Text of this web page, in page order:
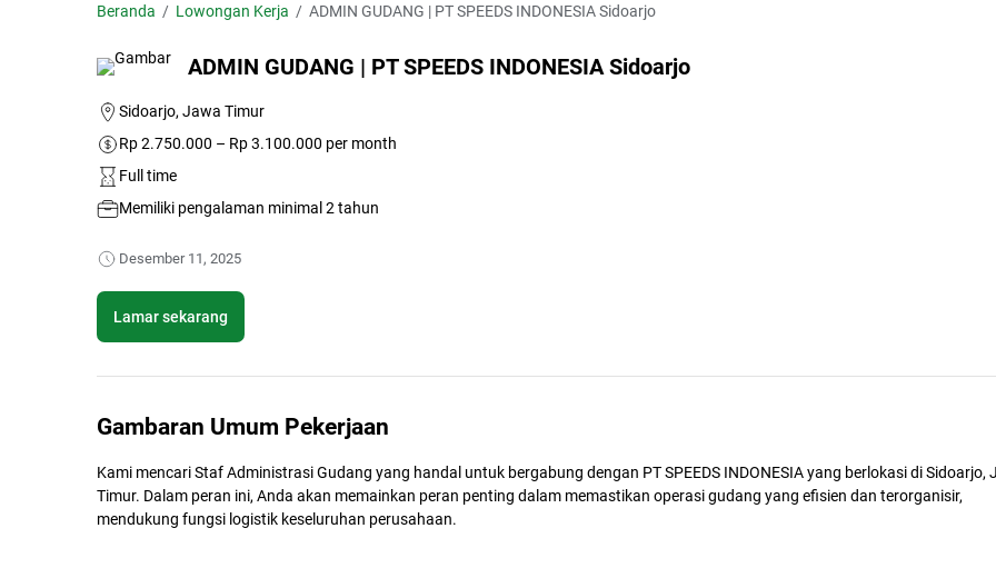
Beranda Lowongan Kerja ADMIN GUDANG | PT SPEEDS INDONESIA Sidoarjo
ADMIN GUDANG | PT SPEEDS INDONESIA Sidoarjo
Sidoarjo, Jawa Timur
Rp 2.750.000 – Rp 3.100.000 per month
Full time
Memiliki pengalaman minimal 2 tahun
Desember 11, 2025
Lamar sekarang
Gambaran Umum Pekerjaan
Kami mencari Staf Administrasi Gudang yang handal untuk bergabung dengan PT SPEEDS INDONESIA yang berlokasi di Sidoarjo,
Timur. Dalam peran ini, Anda akan memainkan peran penting dalam memastikan operasi gudang yang efisien dan terorganisir,
mendukung fungsi logistik keseluruhan perusahaan.